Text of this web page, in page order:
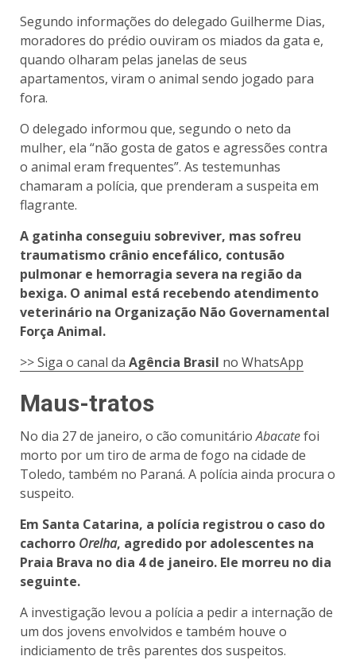
Segundo informações do delegado Guilherme Dias,
moradores do prédio ouviram os miados da gata e,
quando olharam pelas janelas de seus
apartamentos, viram o animal sendo jogado para
fora.
O delegado informou que, segundo o neto da
mulher, ela “não gosta de gatos e agressões contra
o animal eram frequentes”. As testemunhas
chamaram a polícia, que prenderam a suspeita em
flagrante.
A gatinha conseguiu sobreviver, mas sofreu
traumatismo crânio encefálico, contusão
pulmonar e hemorragia severa na região da
bexiga. O animal está recebendo atendimento
veterinário na Organização Não Governamental
Força Animal.
>> Siga o canal da Agência Brasil no WhatsApp
Maus-tratos
No dia 27 de janeiro, o cão comunitárioAbacatefoi
morto por um tiro de arma de fogo na cidade de
Toledo, também no Paraná. A polícia ainda procura o
suspeito.
Em Santa Catarina, a polícia registrou o caso do
cachorro Orelha, agredido por adolescentes na
Praia Brava no dia 4 de janeiro. Ele morreu no dia
seguinte.
A investigação levou a polícia a pedir a internação de
um dos jovens envolvidos e também houve o
indiciamento de três parentes dos suspeitos.